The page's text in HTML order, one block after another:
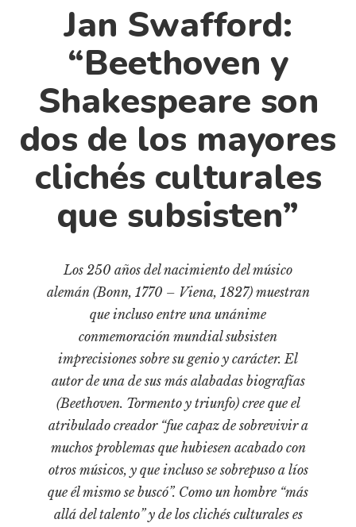
Historia
Historia material de los libros
Lagunas mentales
Libros
Libros usados
Literatura
Narrativas visuales
Pensamiento ilustrado
Personaje
Personajes secundarios
Relecturas
Sociedad
Turismo accidental
Vidas paralelas
Jan Swafford:
“Beethoven y
Shakespeare son
dos de los mayores
clichés culturales
que subsisten”
Los 250 años del nacimiento del músico
alemán (Bonn, 1770 – Viena, 1827) muestran
que incluso entre una unánime
conmemoración mundial subsisten
imprecisiones sobre su genio y carácter. El
autor de una de sus más alabadas biografías
(Beethoven. Tormento y triunfo) cree que el
atribulado creador “fue capaz de sobrevivir a
muchos problemas que hubiesen acabado con
otros músicos, y que incluso se sobrepuso a líos
que él mismo se buscó”. Como un hombre “más
allá del talento” y de los clichés culturales es